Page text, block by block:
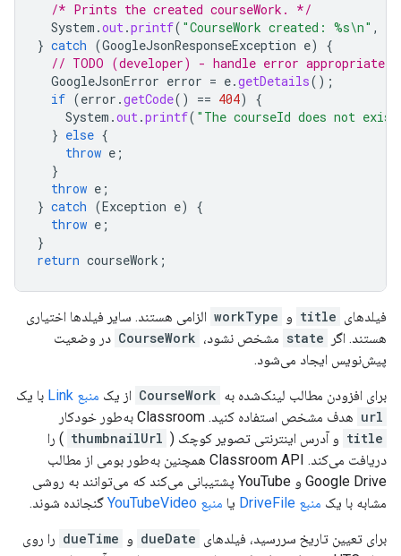
/* Prints the created courseWork. */
System .out.printf( "CourseWork created: %s\n" ,
} catch (GoogleJsonResponseException e)
{
// TODO (developer) - handle error appropriately
GoogleJsonError error = e.getDetails();
if (error .getCode() == 404)
{
System .out.printf( "The courseId does not
} else {
throw e ;
}
throw e ;
} catch (Exception e)
{
throw e ;
}
return courseWork ;
فیلدهای title و workType الزامی هستند. سایر فیلدها اختیاری
هستند. اگر
state مشخص نشود، CourseWork در وضعیت
پیش‌نویس ایجاد می‌شود.
برای افزودن مطالب لینک‌شده به CourseWork از یک منبع Link
با یک
url هدف مشخص استفاده کنید. Classroom به‌طور خودکار
title و آدرس اینترنتی تصویر کوچک ( thumbnailUrl ) را
دریافت می‌کند. Classroom API همچنین به‌طور بومی از مطالب
Google Drive و YouTube پشتیبانی می‌کند که می‌توانند به روشی
مشابه با یک منبع DriveFile یا منبع YouTubeVideo گنجانده شوند.
برای تعیین تاریخ سررسید، فیلدهای dueDate و dueTime را روی